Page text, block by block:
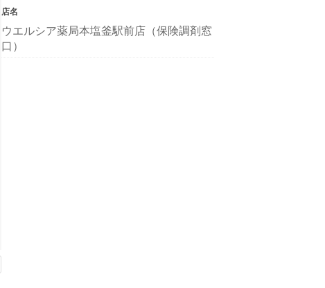
店名
ウエルシア薬局本塩釜駅前店（保険調剤窓
口）